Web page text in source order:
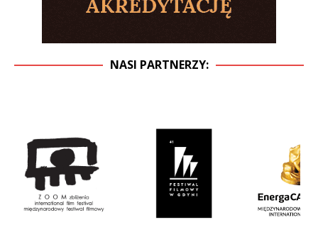
NASI PARTNERZY: